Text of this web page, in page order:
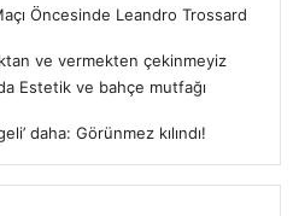
Öncesinde Leandro Trossard
ve vermekten çekinmeyiz
Estetik ve bahçe mutfağı
daha: Görünmez kılındı!